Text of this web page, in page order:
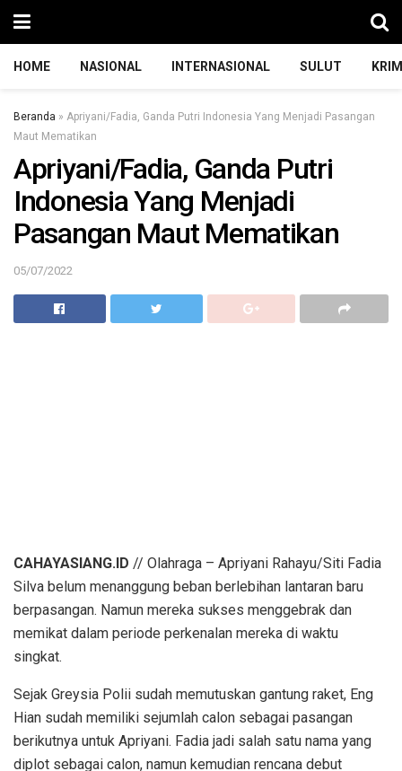
HOME NASIONAL INTERNASIONAL SULUT
Beranda » Apriyani/Fadia, Ganda Putri Indonesia Yang Menjadi Pasangan
Maut Mematikan
Apriyani/Fadia, Ganda Putri
Indonesia Yang Menjadi
Pasangan Maut Mematikan
05/07/2022
CAHAYASIANG.ID // Olahraga – Apriyani Rahayu/Siti Fadia
Silva belum menanggung beban berlebihan lantaran baru
berpasangan. Namun mereka sukses menggebrak dan
memikat dalam periode perkenalan mereka di waktu
singkat.
Sejak Greysia Polii sudah memutuskan gantung raket, Eng
Hian sudah memiliki sejumlah calon sebagai pasangan
berikutnya untuk Apriyani. Fadia jadi salah satu nama yang
diplot sebagai calon, namun kemudian rencana debut